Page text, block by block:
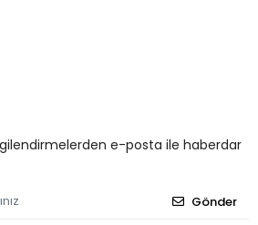
e-posta ile haberdar
Gönder